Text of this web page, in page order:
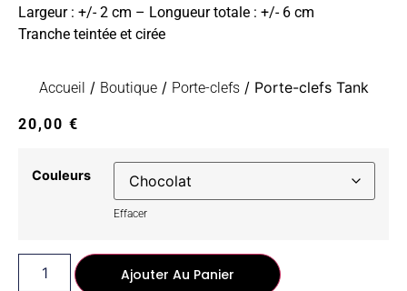
Largeur : +/- 2 cm – Longueur totale : +/- 6 cm
Tranche teintée et cirée
Accueil / Boutique/ Porte-clefs/ Porte-clefs Tank
20,00 €
Couleurs
Effacer
Ajouter Au Panier